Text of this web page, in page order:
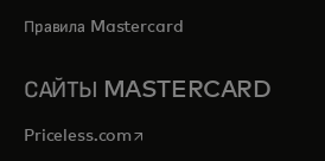
Правила Mastercard
САЙТЫ MASTERCARD
Priceless.com opens in a new tab